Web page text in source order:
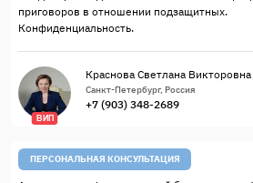
приговоров в отношении подзащитных.
Конфиденциальность.
ВИП
Краснова Светлана Викторовна
Санкт-Петербург, Россия
+7 (903) 348-2689
ПЕРСОНАЛЬНАЯ КОНСУЛЬТАЦИЯ